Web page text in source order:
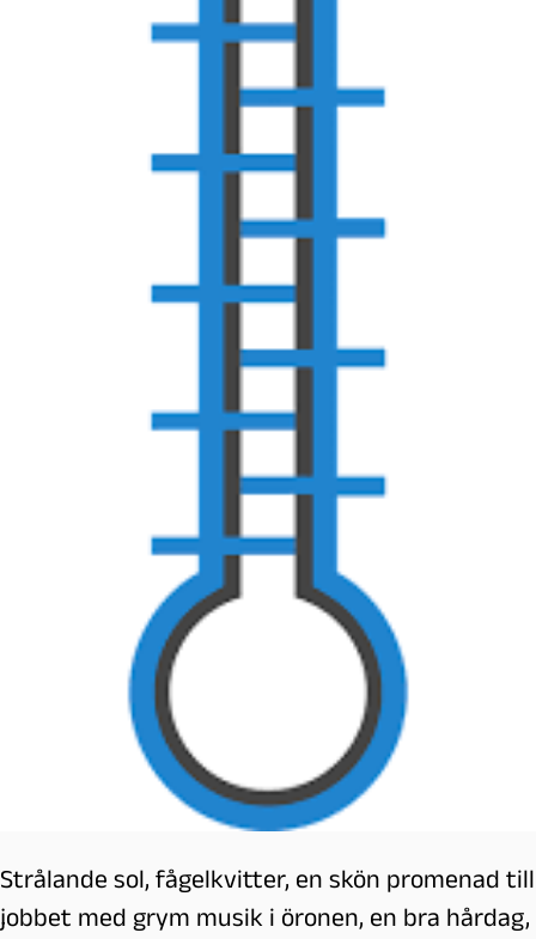
Strålande sol, fågelkvitter, en skön promenad till
jobbet med grym musik i öronen, en bra hårdag,